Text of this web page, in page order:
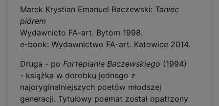
Marek Krystian Emanuel Baczewski: Taniec
piórem
Wydawnicto FA-art. Bytom 1998.
e-book: Wydawnictwo FA-art. Katowice 2014.
Druga - po Fortepianie Baczewskiego (1994)
- książka w dorobku jednego z
najoryginalniejszych poetów młodszej
generacji. Tytułowy poemat został opatrzony